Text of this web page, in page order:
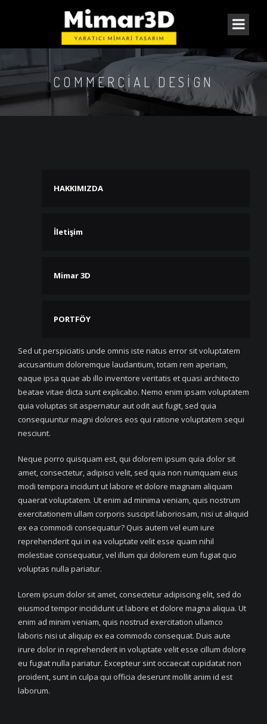
COMMERCIAL DESIGN
HAKKIMIZDA
İletişim
Mimar 3D
PORTFÖY
Sed ut perspiciatis unde omnis iste natus error sit voluptatem
accusantium doloremque laudantium, totam rem aperiam,
eaque ipsa quae ab illo inventore veritatis et quasi architecto
beatae vitae dicta sunt explicabo. Nemo enim ipsam voluptatem
quia voluptas sit aspernatur aut odit aut fugit, sed quia
consequuntur magni dolores eos qui ratione voluptatem sequi
nesciunt.
Neque porro quisquam est, qui dolorem ipsum quia dolor sit
amet, consectetur, adipisci velit, sed quia non numquam eius
modi tempora incidunt ut labore et dolore magnam aliquam
quaerat voluptatem. Ut enim ad minima veniam, quis nostrum
exercitationem ullam corporis suscipit laboriosam, nisi ut aliquid
ex ea commodi consequatur? Quis autem vel eum iure
reprehenderit qui in ea voluptate velit esse quam nihil
molestiae consequatur, vel illum qui dolorem eum fugiat quo
voluptas nulla pariatur.
Lorem ipsum dolor sit amet, consectetur adipiscing elit, sed do
eiusmod tempor incididunt ut labore et dolore magna aliqua. Ut
enim ad minim veniam, quis nostrud exercitation ullamco
laboris nisi ut aliquip ex ea commodo consequat. Duis aute
irure dolor in reprehenderit in voluptate velit esse cillum dolore
eu fugiat nulla pariatur. Excepteur sint occaecat cupidatat non
proident, sunt in culpa qui officia deserunt mollit anim id est
laborum.